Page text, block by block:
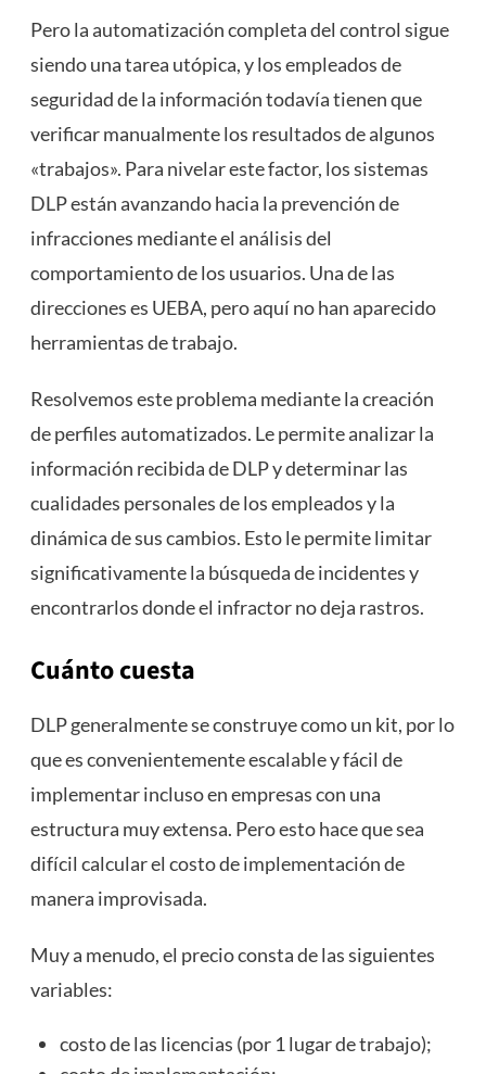
Pero la automatización completa del control sigue
siendo una tarea utópica, y los empleados de
seguridad de la información todavía tienen que
verificar manualmente los resultados de algunos
«trabajos». Para nivelar este factor, los sistemas
DLP están avanzando hacia la prevención de
infracciones mediante el análisis del
comportamiento de los usuarios. Una de las
direcciones es UEBA, pero aquí no han aparecido
herramientas de trabajo.
Resolvemos este problema mediante la creación
de perfiles automatizados. Le permite analizar la
información recibida de DLP y determinar las
cualidades personales de los empleados y la
dinámica de sus cambios. Esto le permite limitar
significativamente la búsqueda de incidentes y
encontrarlos donde el infractor no deja rastros.
Cuánto cuesta
DLP generalmente se construye como un kit, por lo
que es convenientemente escalable y fácil de
implementar incluso en empresas con una
estructura muy extensa. Pero esto hace que sea
difícil calcular el costo de implementación de
manera improvisada.
Muy a menudo, el precio consta de las siguientes
variables:
costo de las licencias (por 1 lugar de trabajo);